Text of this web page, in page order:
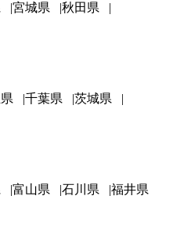
宮城県
秋田県
千葉県
茨城県
富山県 石川県 福井県